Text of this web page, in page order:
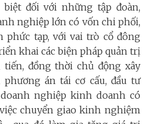
biệt đối với những tập đoàn,
nghiệp lớn có vốn chi phối,
tạp, với vai trò cổ đông
khai các biện pháp quản trị
đồng thời chủ động xây
án tái cơ cấu, đầu tư
nghiệp kinh doanh có
chuyển giao kinh nghiệm